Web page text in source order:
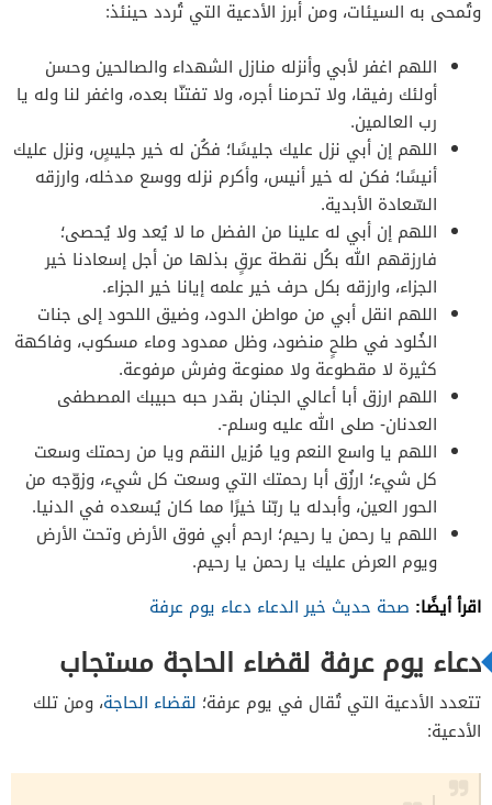
وتُمحى به السيئات، ومن أبرز الأدعية التي تُردد حينئذ:
اللهم اغفر لأبي وأنزله منازل الشهداء والصالحين وحسن
أولئك رفيقا، ولا تحرمنا أجره، ولا تفتنّا بعده، واغفر لنا وله يا
رب العالمين.
اللهم إن أبي نزل عليك جليسًا؛ فكُن له خير جليسٍ، ونزل عليك
أنيسًا؛ فكن له خير أنيس، وأكرم نزله ووسع مدخله، وارزقه
السّعادة الأبدية.
اللهم إن أبي له علينا من الفضل ما لا يُعد ولا يُحصى؛
فارزقهم الله بكُل نقطة عرقٍ بذلها من أجل إسعادنا خير
الجزاء، وارزقه بكل حرف خير علمه إيانا خير الجزاء.
اللهم انقل أبي من مواطن الدود، وضيق اللحود إلى جنات
الخُلود في طلحٍ منضود، وظل ممدود وماء مسكوب، وفاكهة
كثيرة لا مقطوعة ولا ممنوعة وفرش مرفوعة.
اللهم ارزق أبا أعالي الجنان بقدر حبه حبيبك المصطفى
العدنان- صلى الله عليه وسلم-.
اللهم يا واسع النعم ويا مُزيل النقم ويا من رحمتك وسعت
كل شيء؛ ارزُق أبا رحمتك التي وسعت كل شيء، وزوّجه من
الحور العين، وأبدله يا ربّنا خيرًا مما كان يُسعده في الدنيا.
اللهم يا رحمن يا رحيم؛ ارحم أبي فوق الأرض وتحت الأرض
ويوم العرض عليك يا رحمن يا رحيم.
اقرأ أيضًا: صحة حديث خير الدعاء دعاء يوم عرفة
دعاء يوم عرفة لقضاء الحاجة مستجاب
تتعدد الأدعية التي تُقال في يوم عرفة؛ لقضاء الحاجة، ومن تلك
الأدعية: